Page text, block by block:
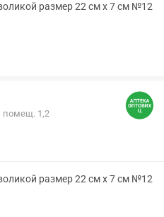
размер 22 см х 7 см №12
помещ. 1,2
размер 22 см х 7 см №12